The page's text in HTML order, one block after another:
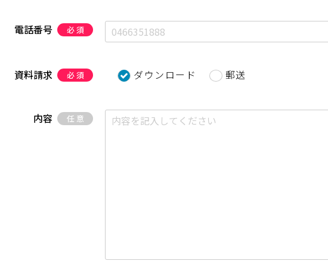
電話番号 必須
資料請求 必須 ダウンロード 郵送
内容 任意